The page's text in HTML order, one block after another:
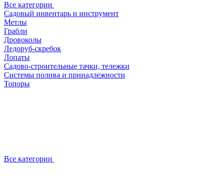
Все категории
Садовый инвентарь и инструмент
Метлы
Грабли
Дровоколы
Ледоруб-скребок
Лопаты
Садово-строительные тачки, тележки
Системы полива и принадлежности
Топоры
Все категории